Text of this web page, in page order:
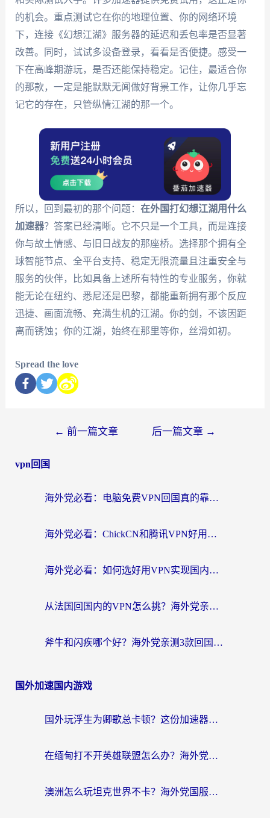
的机会。重点测试它在你的地理位置、你的网络环境
下，连接《幻想江湖》服务器的延迟和丢包率是否显著
改善。同时，试试多设备登录，看看是否便捷。感受一
下在高峰期游玩，是否还能保持稳定。记住，最适合你
的那款，一定是能默默无闻做好背景工作，让你几乎忘
记它的存在，只管纵情江湖的那一个。
所以，回到最初的那个问题： 在外国打幻想江湖用什么
加速器？答案已经清晰。它不只是一个工具，而是连接
你与故土情感、与旧日战友的那座桥。选择那个拥有全
球智能节点、全平台支持、稳定无限流量且注重安全与
服务的伙伴，比如具备上述所有特性的专业服务，你就
能无论在纽约、悉尼还是巴黎，都能重新拥有那个反应
迅捷、画面流畅、充满生机的江湖。你的剑，不该因距
离而锈蚀；你的江湖，始终在那里等你，丝滑如初。
Spread the love
← 前一篇文章 后一篇文章 →
vpn回国
海外党必看：电脑免费VPN回国真的靠谱吗？附实测对比与最优方案指南
海外党必看：ChickCN和腾讯VPN好用吗？3招选对回国加速器，告别地区限制
海外党必看：如何选好用VPN实现国内资源无缝访问？从越南到全球都适用
从法国回国内的VPN怎么挑？海外党亲测：稳定、多端、安全才是关键
斧牛和闪疾哪个好？海外党亲测3款回国加速器，教你选到不踩坑的那一款
国外加速国内游戏
国外玩浮生为卿歌总卡顿？这份加速器选择指南帮你找回丝滑体验
在缅甸打不开英雄联盟怎么办？海外党亲测有效的国服游戏加速指南
澳洲怎么玩坦克世界不卡？海外党国服游戏加速终极指南（附逆战奇妙碰碰车解决方案）